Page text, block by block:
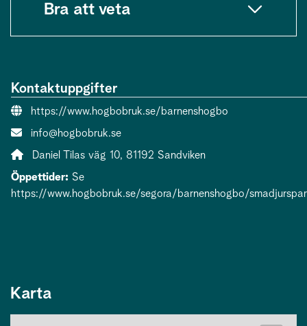
Bra att veta
Kontaktuppgifter
Webbsida:
https://www.hogbobruk.se/barnenshogbo
E-post:
info@hogbobruk.se
Adress:
Daniel Tilas väg 10, 81192 Sandviken
Öppettider: Se
https://www.hogbobruk.se/segora/barnenshogbo/
Karta